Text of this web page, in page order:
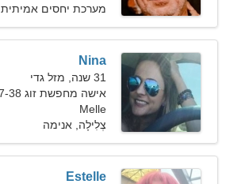
(178 פאונד)
מערכת יחסים אמיתית
Nina
31 שנה, מזל גדי
אישה מחפשת זוג 37-38
Melle
צְלִילָה, אנימה
Estelle